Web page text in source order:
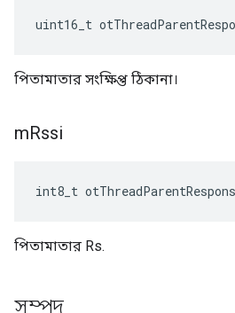
uint16_t
পিতামাতার সংক্ষিপ্ত ঠিকানা।
mRssi
int8_t
পিতামাতার Rs.
সম্পদ